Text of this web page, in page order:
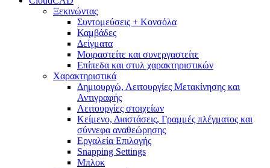
Ξεκινώντας
Συντομεύσεις + Κονσόλα
Καμβάδες
Δείγματα
Μοιραστείτε και συνεργαστείτε
Επίπεδα και στυλ χαρακτηριστικών
Χαρακτηριστικά
Δημιουργώ, Λειτουργίες Μετακίνησης και
Αντιγραφής
Λειτουργίες στοιχείων
Κείμενο, Διαστάσεις, Γραμμές πλέγματος και
σύννεφα αναθεώρησης
Εργαλεία Επιλογής
Snapping Settings
Μπλοκ